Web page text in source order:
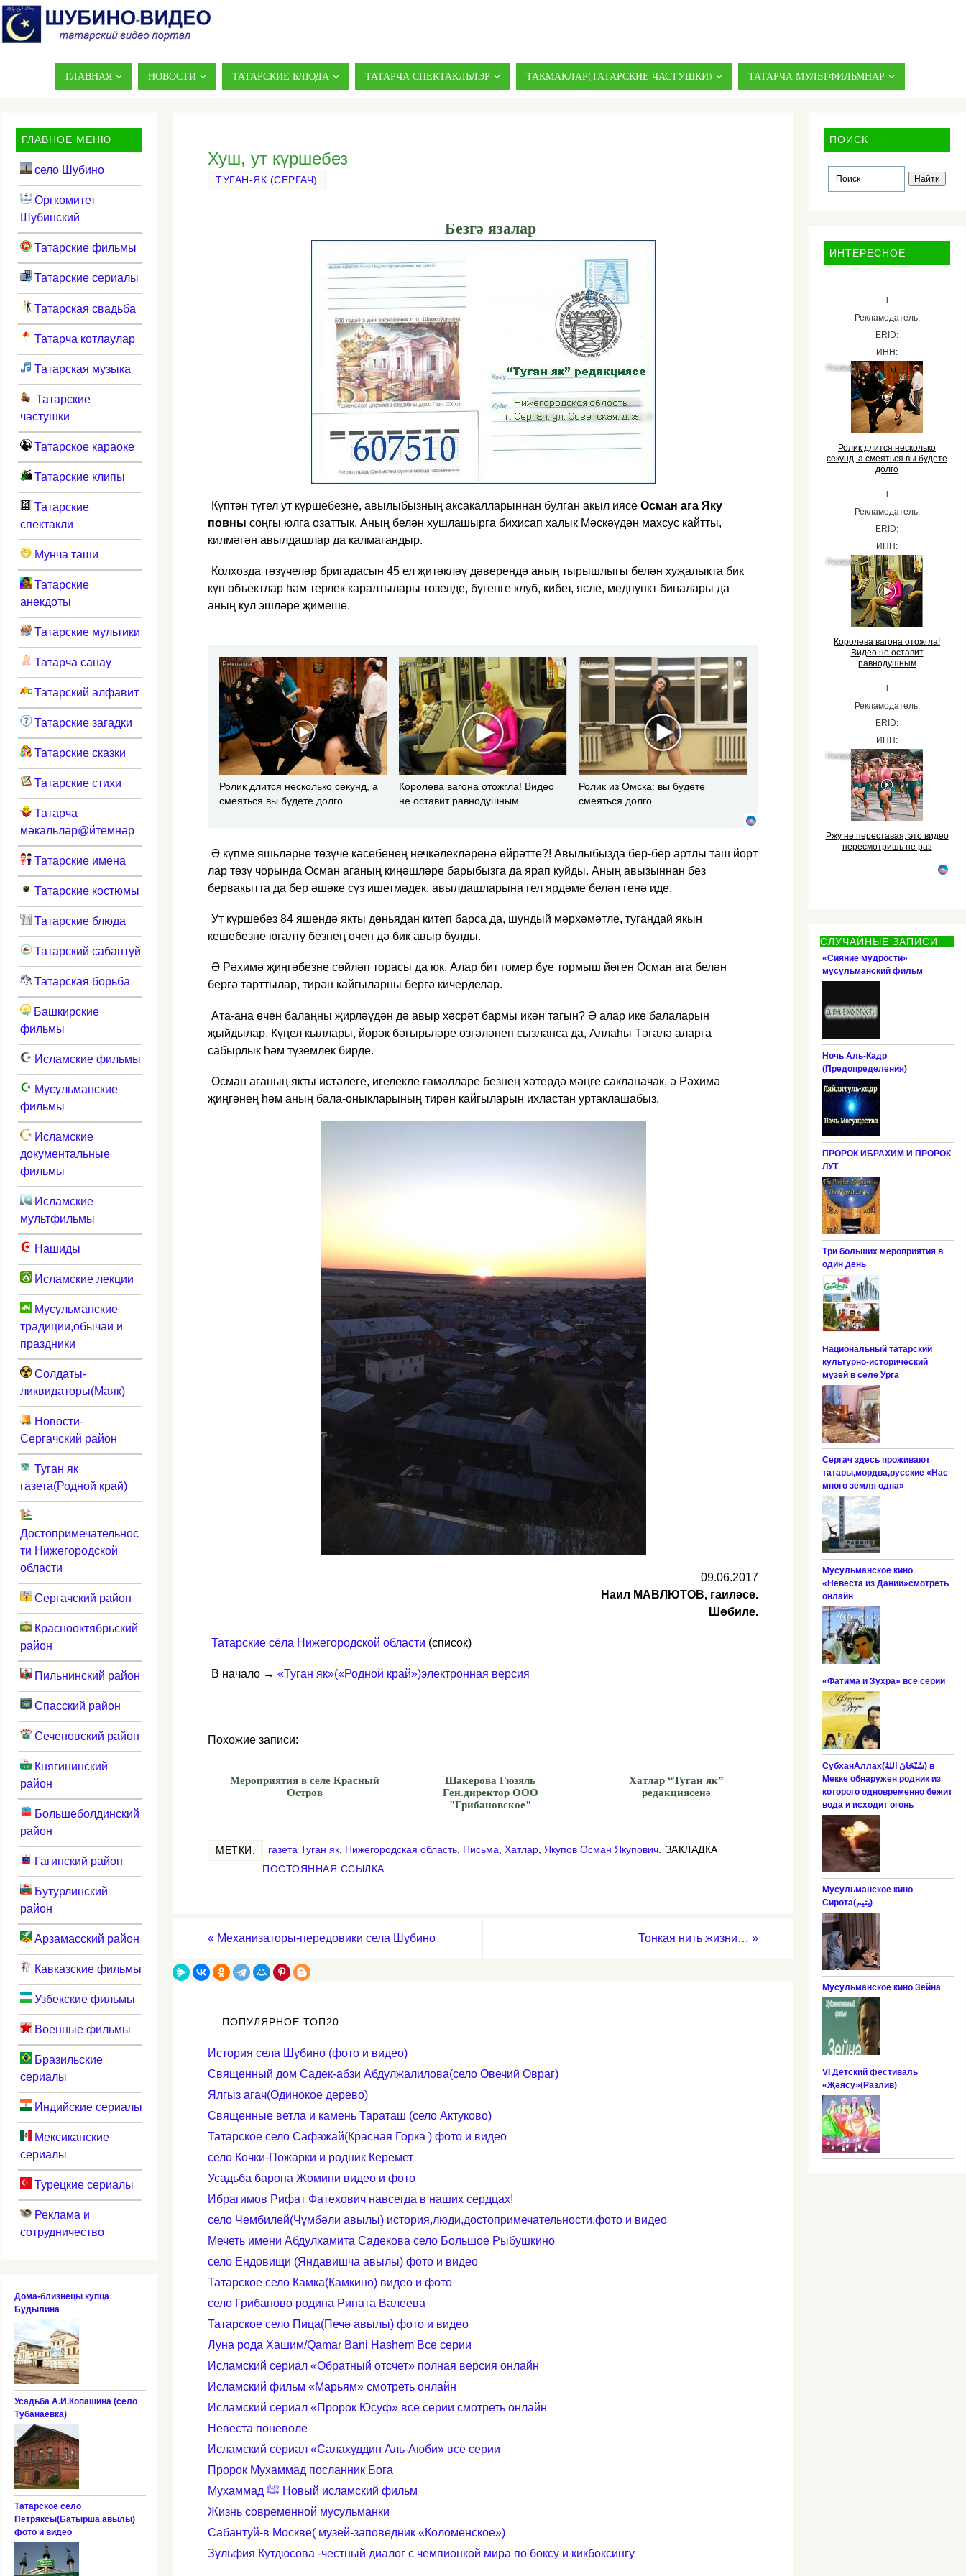
ГЛАВНАЯ НОВОСТИ ТАТАРСКИЕ БЛЮДА ТАТАРЧА СПЕКТАКЛЬЛЭР ТАКМАКЛАР(ТАТАРСКИЕ ЧАСТУШКИ) ТАТАРЧА МУЛЬТФИЛЬМНАР
Хуш, ут күршебез
ТУГАН-ЯК (СЕРГАЧ)
Безгә язалар
Күптән түгел ут күршебезне, авылыбызның ак​сакалларыннан булган акыл иясе Осман ага Яку​
повны соңгы юлга озаттык. Аның белән хушла​шырга бихисап халык Мәскәүдән махсус кайтты,
килмәгән авылдашлар да калмагандыр.
Колхозда төзүчеләр бригадасын 45 ел җитәкләү дәверендә аның тырышлыгы белән хуҗалыкта бик
күп объектлар һәм терлек каралтылары төзелде, бүгенге клуб, кибет, ясле, медпункт би​налары да
аның кул эшләре җимеше.
i
Ролик длится несколько секунд, а
смеяться вы будете долго
i
Королева вагона отожгла! Видео
не оставит равнодушным
i
Ролик из Омска: вы будете
смеяться долго
Ә күпме яшьләрне төзүче кәсебенең нечкәлекләренә өйрәтте?! Авылыбызда бер-бер артлы таш йорт​
лар төзү чорында Осман аганың киңәшләре ба​рыбызга да ярап куйды. Аның авызыннан без
бервакытта да бер әшәке сүз ишетмәдек, авыл​дашларына гел ярдәме белән генә иде.
Ут күршебез 84 яшендә якты дөньядан китеп барса да, шундый мәрхәмәтле, тугандай якын
кешебезне югалту безнең өчен дә бик авыр бул​ды.
Ә Рәхимә җиңгәбезне сөйләп торасы да юк. Алар бит гомер буе тормыш йөген Осман ага белән
бергә тарттылар, тирән кайгыларны бергә кичерделәр.
Ата-ана өчен балаңны җирләүдән дә авыр хәсрәт бармы икән тагын? Ә алар ике балаларын
җыйдылар. Күңел кыллары, йөрәк бәгырьләре өзгәләнеп сызланса да, Аллаһы Тәгалә аларга
сабырлык һәм түземлек бирде.
Осман аганың якты истәлеге, игелекле гамәлләре безнең хәтердә мәңге сакланачак, ә Рәхимә
җиңгәнең һәм аның бала-оныкларының тирән кайгыларын ихластан уртаклашабыз.
09.06.2017
Наил МАВЛЮТОВ, гаиләсе.
Шөбиле.
Татарские сёла Нижегородской области (список)
В начало → «Туган як»(«Родной край»)электронная версия
Похожие записи:
Мероприятия в селе Красный
Остров
Шакерова Гюзяль
Ген.директор ООО
"Грибановское"
Хатлар “Туган як”
редакциясенә
МЕТКИ: газета Туган як Нижегородская область Письма Хатлар Якупов Осман Якупович
ЗАКЛАДКА
ПОСТОЯННАЯ ССЫЛКА
« Механизаторы-передовики села Шубино Тонкая нить жизни… »
ПОПУЛЯРНОЕ ТОП20
История села Шубино (фото и видео)
Священный дом Садек-абзи Абдулжалилова(село Овечий Овраг)
Ялгыз агач(Одинокое дерево)
Cвященные ветла и камень Тараташ (село Актуково)
Татарское село Сафажай(Красная Горка ) фото и видео
село Кочки-Пожарки и родник Керемет
Усадьба барона Жомини видео и фото
Ибрагимов Рифат Фатехович навсегда в наших сердцах!
село Чембилей(Чүмбәли авылы) история,люди,достопримечательности,фото и видео
Мечеть имени Абдулхамита Садекова село Большое Рыбушкино
село Ендовищи (Яндавишча авылы) фото и видео
Татарское село Камка(Камкино) видео и фото
село Грибаново родина Рината Валеева
Татарское село Пица(Печә авылы) фото и видео
Луна рода Хашим/Qamar Bani Hashem Все серии
Исламский сериал «Обратный отсчет» полная версия онлайн
Исламский фильм «Марьям» смотреть онлайн
Исламский сериал «Пророк Юсуф» все серии смотреть онлайн
Невеста поневоле
Исламский сериал «Салахуддин Аль-Аюби» все серии
Пророк Мухаммад посланник Бога
Мухаммад ﷺ Новый исламский фильм
Жизнь современной мусульманки
Сабантуй-в Москве( музей-заповедник «Коломенское»)
Зульфия Кутдюсова -честный диалог с чемпионкой мира по боксу и кикбоксингу
ГЛАВНОЕ МЕНЮ
село Шубино
Оргкомитет
Шубинский
Татарские фильмы
Татарские сериалы
Татарская свадьба
Татарча котлаулар
Татарская музыка
Татарские
частушки
Татарское караоке
Татарские клипы
Татарские
спектакли
Мунча таши
Татарские
анекдоты
Татарские мультики
Татарча санау
Татарский алфавит
Татарские загадки
Татарские сказки
Татарские стихи
Татарча
мәкальләр@йтемнәр
Татарские имена
Татарские костюмы
Татарские блюда
Татарский сабантуй
Татарская борьба
Башкирские
фильмы
Исламские фильмы
Мусульманские
фильмы
Исламские
документальные
фильмы
Исламские
мультфильмы
Нашиды
Исламские лекции
Мусульманские
традиции,обычаи и
праздники
Солдаты-
ликвидаторы(Маяк)
Новости-
Сергачский район
Туган як
газета(Родной край)
Достопримечательнос
ти Нижегородской
области
Сергачский район
Краснооктябрьский
район
Пильнинский район
Спасский район
Сеченовский район
Княгининский
район
Большеболдинский
район
Гагинский район
Бутурлинский
район
Арзамасский район
Кавказские фильмы
Узбекские фильмы
Военные фильмы
Бразильские
сериалы
Индийские сериалы
Мексиканские
сериалы
Турецкие сериалы
Реклама и
сотрудничество
Дома-близнецы купца
Будылина
Усадьба А.И.Копашина (село
Тубанаевка)
Татарское село
Петряксы(Батырша авылы)
фото и видео
ПОИСК
ИНТЕРЕСНОЕ
i
Рекламодатель:
ERID:
ИНН:
Ролик длится несколько
секунд, а смеяться вы будете
долго
i
Рекламодатель:
ERID:
ИНН:
Королева вагона отожгла!
Видео не оставит
равнодушным
i
Рекламодатель:
ERID:
ИНН:
Ржу не переставая, это видео
пересмотришь не раз
СЛУЧАЙНЫЕ ЗАПИСИ
«Сияние мудрости»
мусульманский фильм
Ночь Аль-Кадр
(Предопределения)
ПРОРОК ИБРАХИМ И ПРОРОК
ЛУТ
Три больших мероприятия в
один день
Национальный татарский
культурно-исторический
музей в селе Урга
Сергач здесь проживают
татары,мордва,русские «Нас
много земля одна»
Мусульманское кино
«Невеста из Дании»смотреть
онлайн
«Фатима и Зухра» все серии
СубханАллах(سُبْحَانَ اللهُ) в
Мекке обнаружен родник из
которого одновременно бежит
вода и исходит огонь
Мусульманское кино
Сирота(يتيم‎)
Мусульманское кино Зейна
VI Детский фестиваль
«Җәясу»(Разлив)